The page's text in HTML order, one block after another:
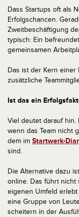
Dass Startups oft als
Erfolgschancen.
Zweitbeschäftigung
typisch: Ein
gemeinsamen
Das ist der Kern einer
zusätzliche
Ist das ein
Viel deutet darauf
wenn das Team nicht
dem im Startwerk-
sind.
Die Alternative dazu
online. Das führt nicht
eigenen Umfeld
eine Gruppe von
scheitern in der